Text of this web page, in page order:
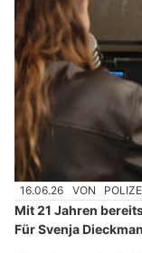
16.06.26 VON
Mit 21 Jahren
Für Svenja